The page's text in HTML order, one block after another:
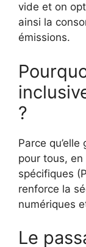
vide et on
ainsi la
émissions.
?
Parce
pour tous,
spécifiques
renforce la
numériques
Le